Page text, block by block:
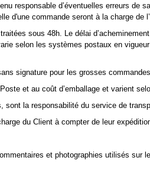
responsable d’éventuelles erreurs de
d'une commande seront à la charge de
sous 48h. Le délai
selon les systèmes postaux en
signature pour les grosses
et au coût d’emballage et varient
sont la responsabilité du service de
du Client à compter de leur
et photographies utilisés sur